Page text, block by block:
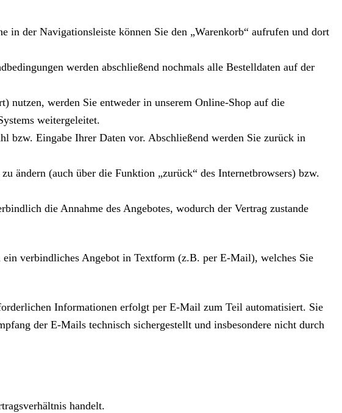
in der Navigationsleiste können Sie den „Warenkorb“ aufrufen und dort
werden abschließend nochmals alle Bestelldaten auf der
nutzen, werden Sie entweder in unserem Online-Shop auf die
weitergeleitet.
bzw. Eingabe Ihrer Daten vor. Abschließend werden Sie zurück in
ändern (auch über die Funktion „zurück“ des Internetbrowsers) bzw.
die Annahme des Angebotes, wodurch der Vertrag zustande
verbindliches Angebot in Textform (z.B. per E-Mail), welches Sie
Informationen erfolgt per E-Mail zum Teil automatisiert. Sie
der E-Mails technisch sichergestellt und insbesondere nicht durch
handelt.